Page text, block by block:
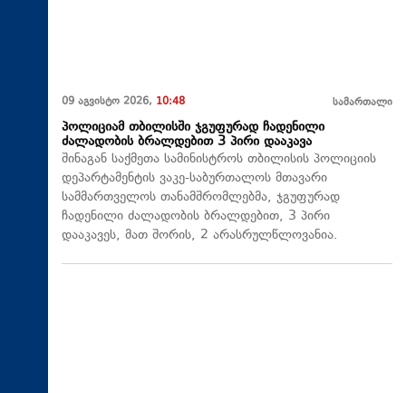
09 აგვისტო 2026, 10:48 სამართალი
პოლიციამ თბილისში ჯგუფურად ჩადენილი
ძალადობის ბრალდებით 3 პირი დააკავა
შინაგან საქმეთა სამინისტროს თბილისის პოლიციის
დეპარტამენტის ვაკე-საბურთალოს მთავარი
სამმართველოს თანამშრომლებმა, ჯგუფურად
ჩადენილი ძალადობის ბრალდებით, 3 პირი
დააკავეს, მათ შორის, 2 არასრულწლოვანია.